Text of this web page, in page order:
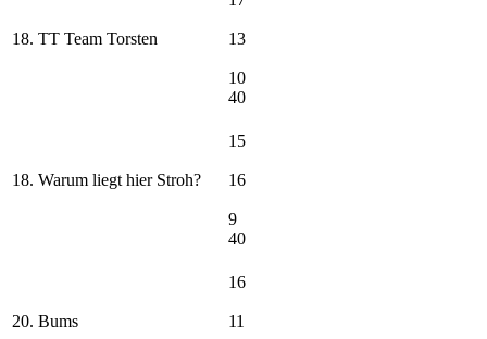
18. TT Team Torsten 13
10
40
18. Warum liegt hier Stroh?
15
16
9
40
20. Bums
16
11